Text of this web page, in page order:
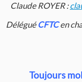
Claude ROYER :
DéléguéCFTCen
Toujours